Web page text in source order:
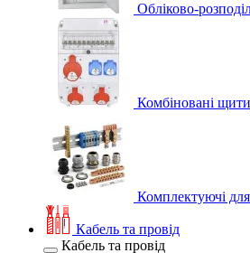
Обліково-
Комбіновані щити
Комплектуючі
Кабель та провід
Кабель та провід